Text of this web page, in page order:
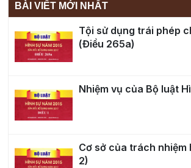
BÀI VIẾT MỚI NHẤT
Tội sử dụng trái phép
(Điều 265a)
Nhiệm vụ của Bộ luật
Cơ sở của trách nhiệm
2)